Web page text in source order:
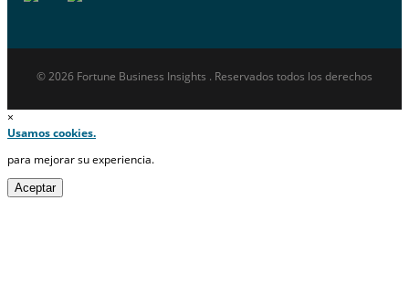
© 2026 Fortune Business Insights . Reservados todos los derechos
×
Usamos cookies.
para mejorar su experiencia.
Aceptar